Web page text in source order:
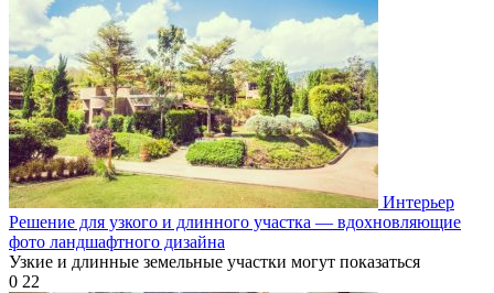
Интерьер
Решение для узкого и длинного участка — вдохновляющие
фото ландшафтного дизайна
Узкие и длинные земельные участки могут показаться
0 22